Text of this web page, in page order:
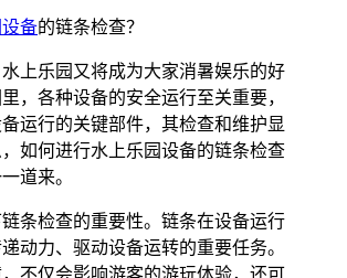
备的链条检查？
上乐园又将成为大家消暑娱乐的好
，各种设备的安全运行至关重要，
运行的关键部件，其检查和维护显
如何进行水上乐园设备的链条检查
道来。
条检查的重要性。链条在设备运行
动力、驱动设备运转的重要任务。
不仅会影响游客的游玩体验，还可